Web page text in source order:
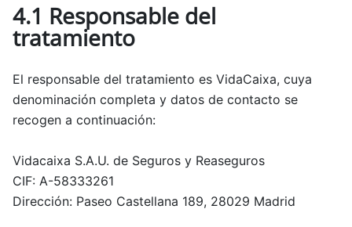
4.1 Responsable del
tratamiento
El responsable del tratamiento es VidaCaixa, cuya
denominación completa y datos de contacto se
recogen a continuación:
Vidacaixa S.A.U. de Seguros y Reaseguros
CIF: A-58333261
Dirección: Paseo Castellana 189, 28029 Madrid